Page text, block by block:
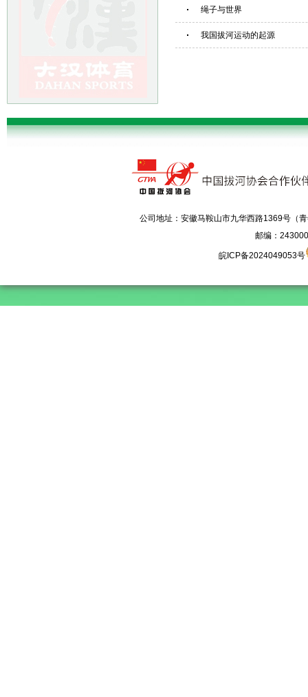
绳子与世界
我国拔河运动的起源
公司地址：安徽马鞍山市九华西路1369号（
邮编：
皖ICP备2024049053号